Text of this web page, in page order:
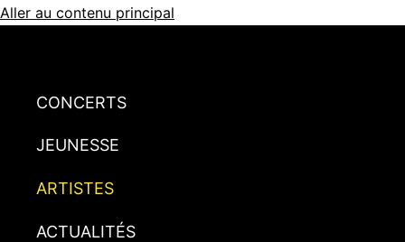
Aller au contenu principal
CONCERTS
JEUNESSE
ARTISTES
ACTUALITÉS